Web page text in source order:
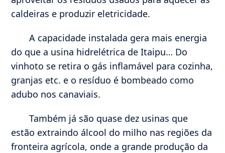
caldeiras e produzir eletricidade.
A capacidade instalada gera mais energia
do que a usina hidrelétrica de Itaipu… Do
vinhoto se retira o gás inflamável para cozinha,
granjas etc. e o resíduo é bombeado como
adubo nos canaviais.
Também já são quase dez usinas que
estão extraindo álcool do milho nas regiões da
fronteira agrícola, onde a grande produção da